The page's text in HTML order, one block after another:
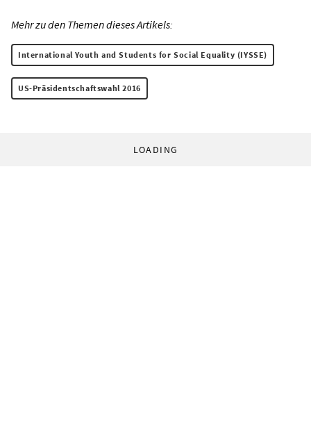
Mehr zu den Themen dieses Artikels:
International Youth and Students for Social Equality (IYSSE)
US-Präsidentschaftswahl 2016
LOADING